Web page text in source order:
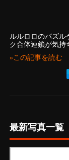
ルルロロのパズ
ク合体連鎖が気持
»この記事を読む
最新写真一覧